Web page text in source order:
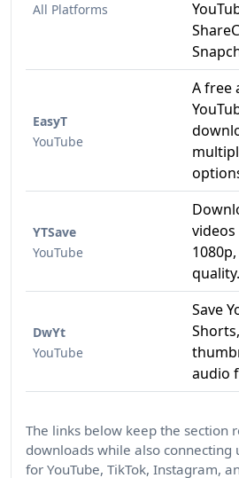
All Platforms
EasyT
YouTube
A free
YTSave
YouTube
videos
quality.
DwYt
YouTube
Save
audio
The links below keep the section
downloads while also connecting
for YouTube, TikTok, Instagram,